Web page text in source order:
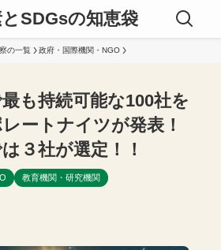
SDGsの知恵袋
の一覧 政府・国際機関・NGO
も持続可能な100社を
ートナイツが発表！
３社が選定！！
教育機関・研究機関